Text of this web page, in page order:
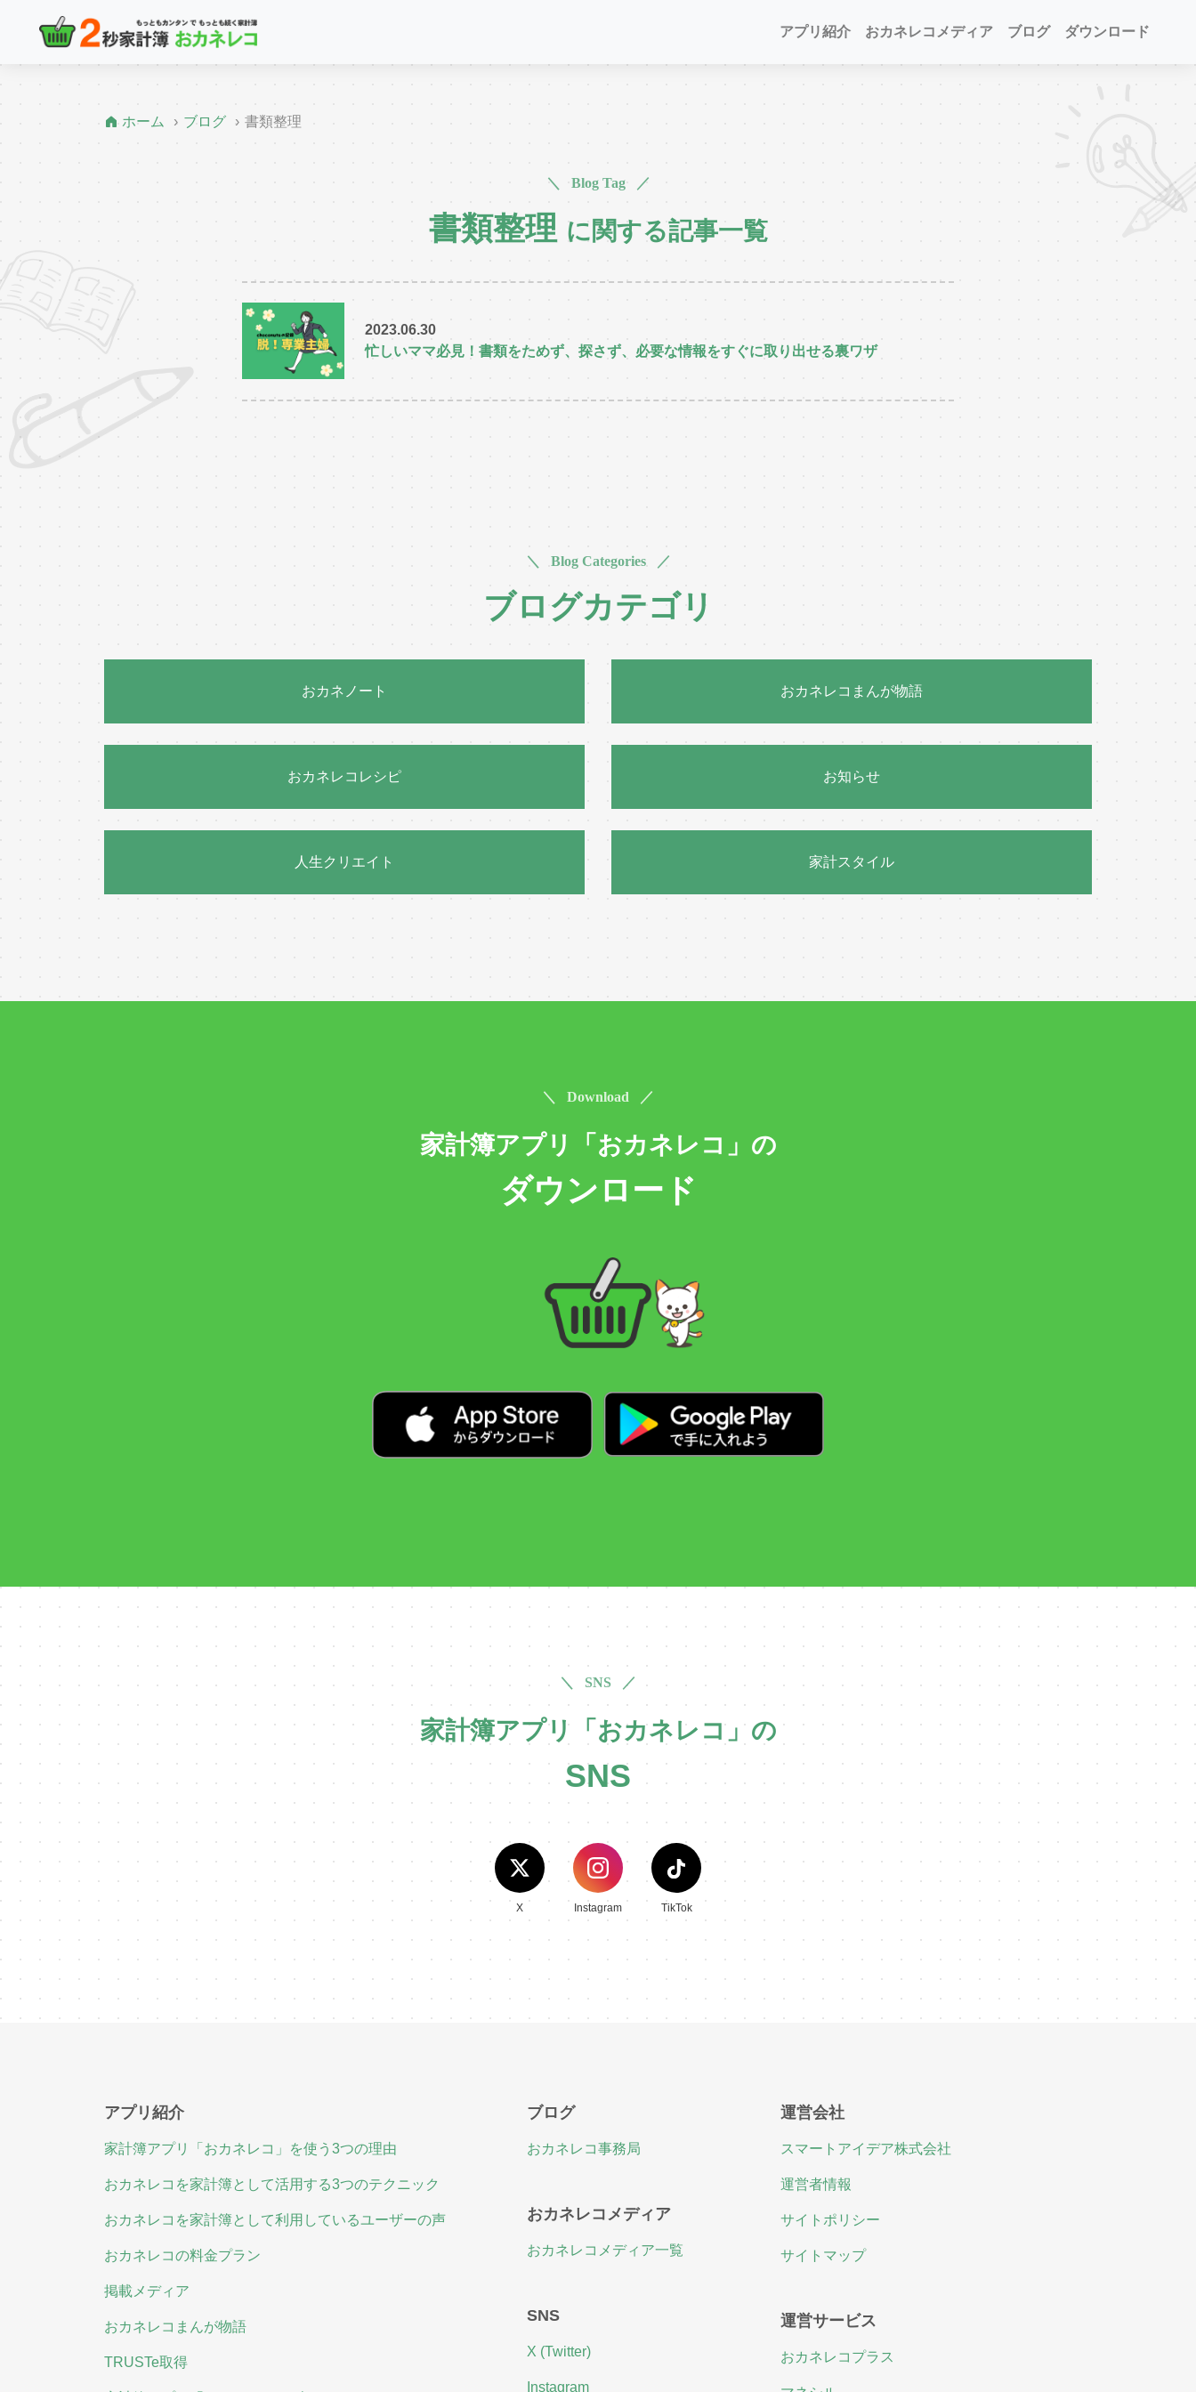
アプリ紹介 おカネレコメディア ブログ ダウンロード
ホーム ブログ 書類整理
＼ Blog Tag ／
書類整理 に関する記事一覧
2023.06.30
忙しいママ必見！書類をためず、探さず、必要な情報をすぐに取り出せる裏ワザ
＼ Blog Categories ／
ブログカテゴリ
おカネノート おカネレコまんが物語
おカネレコレシピ お知らせ
人生クリエイト 家計スタイル
＼ Download ／
家計簿アプリ「おカネレコ」の
ダウンロード
＼ SNS ／
家計簿アプリ「おカネレコ」の
SNS
X Instagram TikTok
アプリ紹介
家計簿アプリ「おカネレコ」を使う3つの理由
おカネレコを家計簿として活用する3つのテクニック
おカネレコを家計簿として利用しているユーザーの声
おカネレコの料金プラン
掲載メディア
おカネレコまんが物語
TRUSTe取得
ブログ
おカネレコ事務局
おカネレコメディア
おカネレコメディア一覧
SNS
X (Twitter)
Instagram
運営会社
スマートアイデア株式会社
運営者情報
サイトポリシー
サイトマップ
運営サービス
おカネレコプラス